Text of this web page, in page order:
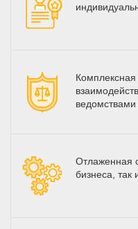
ведомствами
Отлаженная
бизнеса, так